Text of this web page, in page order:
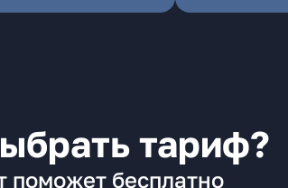
тариф?
поможет бесплатно